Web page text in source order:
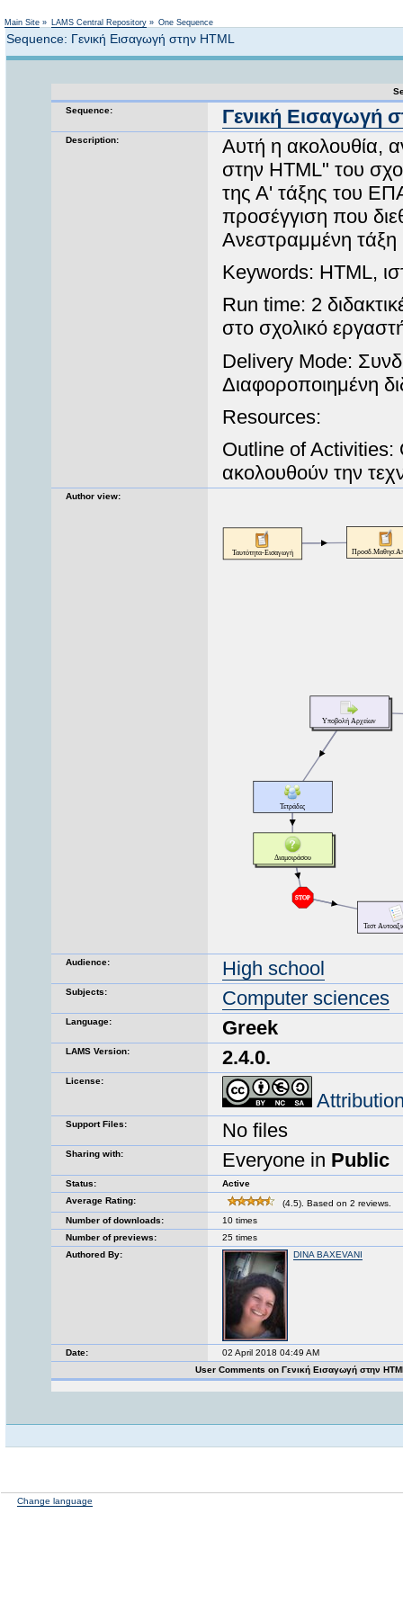
Main Site » LAMS Central Repository » One Sequence
Sequence: Γενική Εισαγωγή στην HTML
Sequence:
Γενική Εισαγωγή
Description:
Αυτή η ακολουθία,
στην HTML" του
της Α' τάξης του
προσέγγιση που
Ανεστραμμένη τάξη
Keywords: HTML,
Run time: 2
στο σχολικό
Delivery Mode:
Διαφοροποιημένη
Resources:
Outline of Activities:
ακολουθούν την
Author view:
Audience: High school
Subjects: Computer sciences
Language: Greek
LAMS Version: 2.4.0.
License:
Support Files: No files
Sharing with: Everyone in Public
Status:
Active
Average Rating:
(4.5). Based on 2 reviews.
Number of downloads:
10 times
Number of previews:
25 times
Authored By:
DINA BAXEVANI
Date:
02 April 2018 04:49 AM
User Comments on Γενική Εισαγωγή στην
Change language